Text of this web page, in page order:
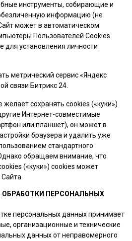
инструменты, собирающие и
информацию (не
может в автоматическом
Пользователей Cookies
для установления личности
метрический сервис «Яндекс
связи Битрикс 24.
желает сохранять сookies («куки»)
Интернет-совместимые
или планшет), он может в
браузера и удалить уже
стандартного
обращаем внимание, что
(«куки») cookies может
ОБРАБОТКИ ПЕРСОНАЛЬНЫХ
персональных данных принимает
организационные и технические
данных от неправомерного